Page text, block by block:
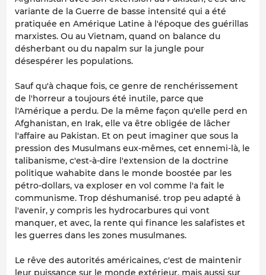
variante de la Guerre de basse intensité qui a été
pratiquée en Amérique Latine à l'époque des guérillas
marxistes. Ou au Vietnam, quand on balance du
désherbant ou du napalm sur la jungle pour
désespérer les populations.
Sauf qu'à chaque fois, ce genre de renchérissement
de l'horreur a toujours été inutile, parce que
l'Amérique a perdu. De la même façon qu'elle perd en
Afghanistan, en Irak, elle va être obligée de lâcher
l'affaire au Pakistan. Et on peut imaginer que sous la
pression des Musulmans eux-mêmes, cet ennemi-là, le
talibanisme, c'est-à-dire l'extension de la doctrine
politique wahabite dans le monde boostée par les
pétro-dollars, va exploser en vol comme l'a fait le
communisme. Trop déshumanisé. trop peu adapté à
l'avenir, y compris les hydrocarbures qui vont
manquer, et avec, la rente qui finance les salafistes et
les guerres dans les zones musulmanes.
Le rêve des autorités américaines, c'est de maintenir